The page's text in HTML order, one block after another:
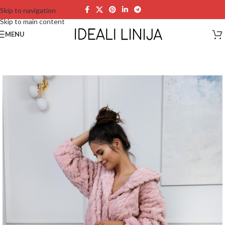
Skip to navigation
Skip to main content
MENU